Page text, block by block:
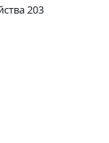
203